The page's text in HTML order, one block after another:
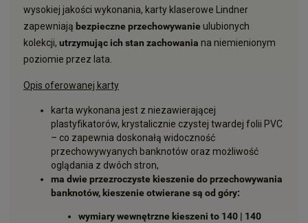
wysokiej jakości wykonania, karty klaserowe Lindner
zapewniają bezpieczne przechowywanie ulubionych
kolekcji, utrzymując ich stan zachowania na niemienionym
poziomie przez lata.
Opis oferowanej karty
karta wykonana jest z niezawierającej
plastyfikatorów, krystalicznie czystej twardej folii PVC
– co zapewnia doskonałą widoczność
przechowywyanych banknotów oraz możliwość
oglądania z dwóch stron,
ma dwie przezroczyste kieszenie do przechowywania
banknotów, kieszenie otwierane są od góry:
wymiary wewnętrzne kieszeni to 140 | 140